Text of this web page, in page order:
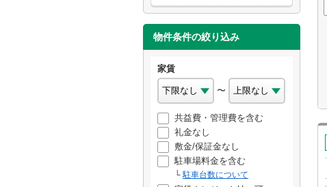
物件条件の絞り込み
家賃
〜
共益費・管理費を含む
礼金なし
敷金/保証金なし
駐車場料金を含む
駐車台数について